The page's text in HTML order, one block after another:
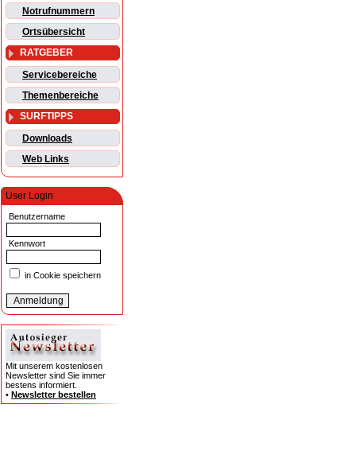
Notrufnummern
Ortsübersicht
RATGEBER
Servicebereiche
Themenbereiche
SURFTIPPS
Downloads
Web Links
User Login
Benutzername
Kennwort
in Cookie speichern
Mit unserem kostenlosen
Newsletter sind Sie immer
bestens informiert.
• Newsletter bestellen